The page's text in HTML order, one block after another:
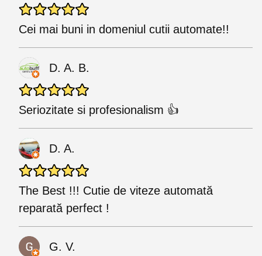
Cei mai buni in domeniul cutii automate!!
D. A. B.
Seriozitate si profesionalism 👍
D. A.
The Best !!! Cutie de viteze automată
reparată perfect !
G. V.